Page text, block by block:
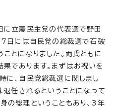
立憲民主党の代表選で野田
日には自民党の総裁選で石破
ことになりました。両氏ともに
であります。まずはお祝いを
に、自民党総裁選に関しまし
退任されるということになって
の総理ということもあり、3年